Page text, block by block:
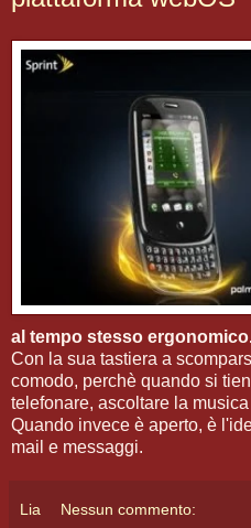
al tempo stesso
Con la sua tastiera a
comodo, perchè quando si
telefonare, ascoltare la
Quando invece è aperto, è
mail e messaggi.
Lia Nessun commento: